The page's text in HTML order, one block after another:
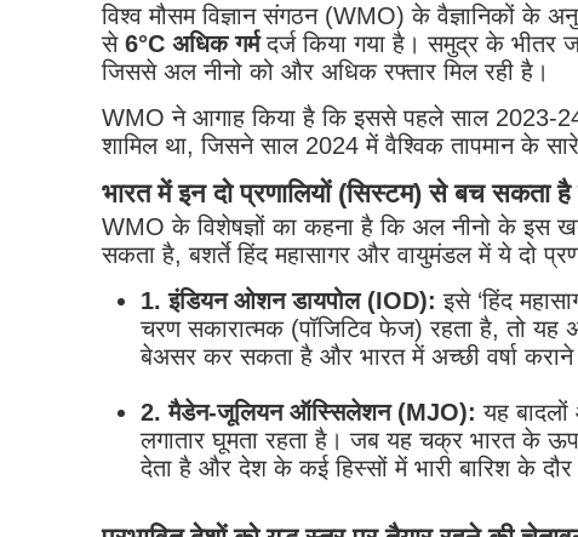
विश्व मौसम विज्ञान संगठन (WMO) के वैज्ञानिकों के
से 6°C अधिक गर्मदर्ज किया गया है। समुद्र के भीतर
जिससे अल नीनो को और अधिक रफ्तार मिल रही है।
WMO ने आगाह किया है कि इससे पहले साल 2023-
शामिल था, जिसने साल 2024 में वैश्विक तापमान के सारे
भारत में इन दो प्रणालियों (सिस्टम) से बच सकता
WMO के विशेषज्ञों का कहना है कि अल नीनो के इस
सकता है, बशर्ते हिंद महासागर और वायुमंडल में ये दो
1. इंडियन ओशन डायपोल (IOD): इसे ‘हिंद
चरण सकारात्मक (पॉजिटिव फेज) रहता है, तो यह
बेअसर कर सकता है और भारत में अच्छी वर्षा कराने
2. मैडेन-जूलियन ऑस्सिलेशन (MJO): यह
लगातार घूमता रहता है। जब यह चक्र भारत के
देता है और देश के कई हिस्सों में भारी बारिश के